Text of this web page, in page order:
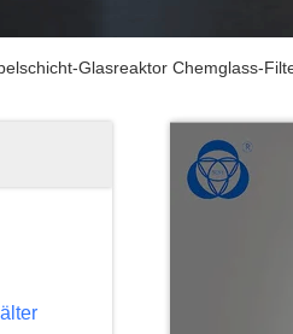
Glasreaktor Chemglass-